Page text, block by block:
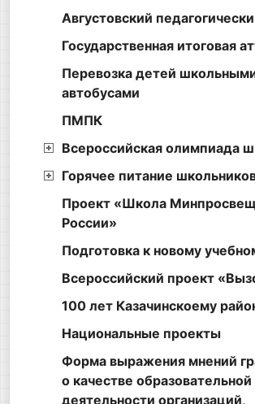
Августовский
Государственная итоговая
Перевозка детей
автобусами
ПМПК
Всероссийская олимпиада
Горячее питание
Проект «Школа
России»
Подготовка к новому
Всероссийский проект
100 лет Казачинскоему
Национальные проекты
Форма выражения мнений
о качестве образовательной
деятельности организаций,